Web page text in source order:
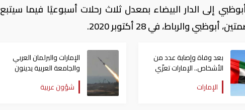
إلى الدار البيضاء بمعدل ثلاث رحلات أسبوعيًا فيما سيتبع
والرباط، في 28 أكتوبر 2020.
بعد وفاة وإصابة عدد من
الأشخاص.. الإمارات تعزّي
أنغولا
الإمارات
الإمارات والبرلمان العربي
والجامعة العربية يدينون
الهجوم الحوثي على نجران
بالسعودية
شؤون عربية